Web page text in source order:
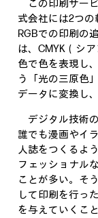
この印刷サー
式会社には2つの
RGBでの印刷の
は、CMYK（シ
色で色を表現し
う「光の三原色
データに変換し
デジタル技術
誰でも漫画やイ
人誌をつくるよ
フェッショナル
ことが多い。そ
して印刷を行っ
を与えていくこ